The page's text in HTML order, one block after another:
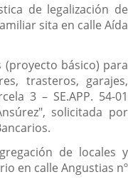
de legalización de
sita en calle Aída
(proyecto básico) para
trasteros, garajes,
3 – SE.APP. 54-01
solicitada por
de locales y
en calle Angustias nº